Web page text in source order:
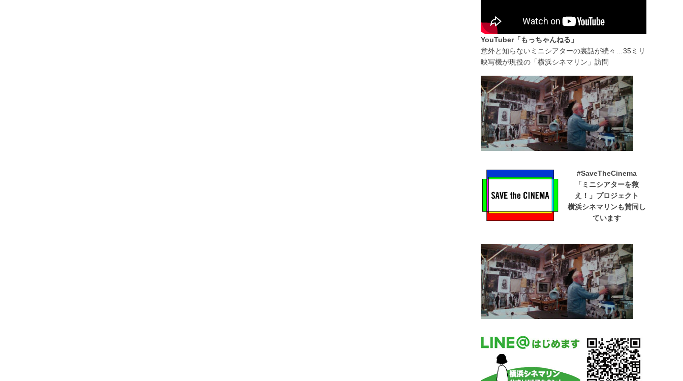
YouTuber「もっちゃんねる」
意外と知らないミニシアターの裏話が続々…35ミリ
映写機が現役の「横浜シネマリン」訪問
#SaveTheCinema
「ミニシアターを救
え！」プロジェクト
横浜シネマリンも賛同し
ています